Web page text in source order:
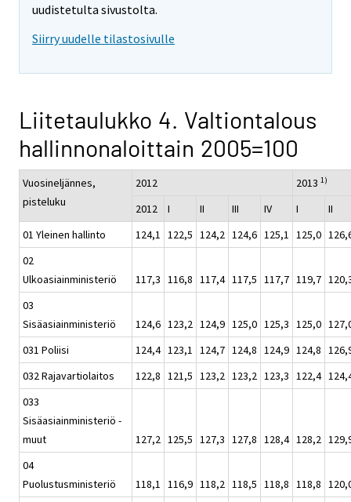
uudistetulta sivustolta.
Siirry uudelle tilastosivulle
Liitetaulukko 4. Valtiontalous
hallinnonaloittain 2005=100
Vuosineljännes,
pisteluku
2012 2013 1)
2012 I II III IV I
II
01 Yleinen hallinto
124,1 122,5 124,2 124,6 125,1 125,0
02
Ulkoasiainministeriö
117,3 116,8 117,4 117,5 117,7 119,7
03
Sisäasiainministeriö
124,6 123,2 124,9 125,0 125,3 125,0
031 Poliisi
124,4 123,1 124,7 124,8 124,9 124,8
032 Rajavartiolaitos
122,8 121,5 123,2 123,2 123,3 122,4
033
Sisäasiainministeriö -
muut
127,2 125,5 127,3 127,8 128,4 128,2
04
Puolustusministeriö
118,1 116,9 118,2 118,5 118,8 118,8